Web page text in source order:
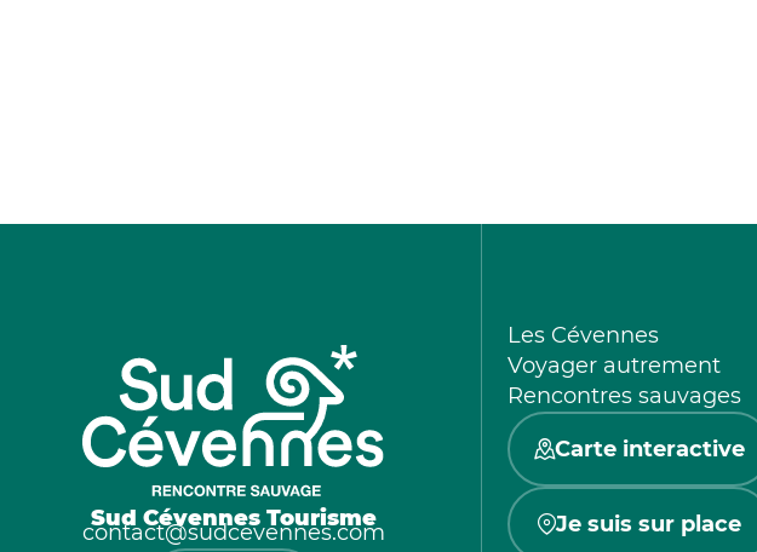
Sud Cévennes Tourisme
contact@sudcevennes.com
Les Cévennes
Voyager autrement
Rencontres sauvages
Carte interactive
Je suis sur place